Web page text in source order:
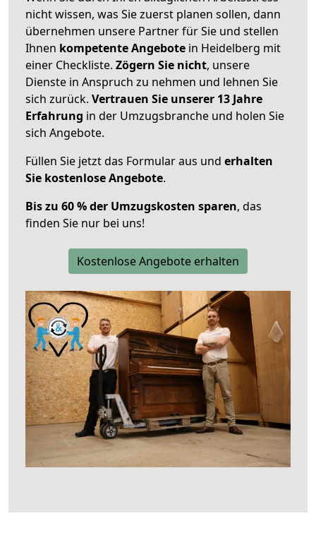
nicht wissen, was Sie zuerst planen sollen, dann
übernehmen unsere Partner für Sie und stellen
Ihnen kompetente Angebote in Heidelberg mit
einer Checkliste. Zögern Sie nicht, unsere
Dienste in Anspruch zu nehmen und lehnen Sie
sich zurück. Vertrauen Sie unserer 13 Jahre
Erfahrung in der Umzugsbranche und holen Sie
sich Angebote.
Füllen Sie jetzt das Formular aus und erhalten
Sie kostenlose Angebote.
Bis zu 60 % der Umzugskosten sparen, das
finden Sie nur bei uns!
Kostenlose Angebote erhalten